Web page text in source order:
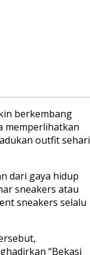
berkembang
memperlihatkan
outfit
dari gaya hidup
sneakers atau
sneakers selalu
“Bekasi